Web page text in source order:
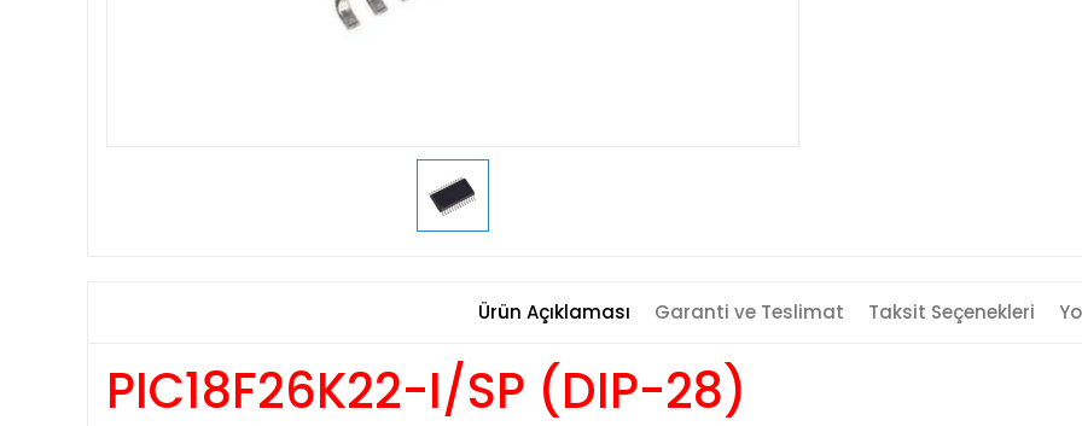
Ürün Açıklaması Garanti ve Teslimat Taksit Seçenekleri
PIC18F26K22-I/SP (DIP-28)